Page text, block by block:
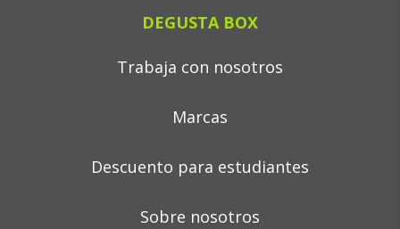
DEGUSTA BOX
Trabaja con nosotros
Marcas
Descuento para estudiantes
Sobre nosotros